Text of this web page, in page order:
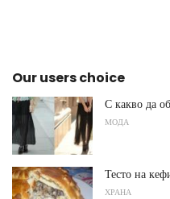
Our users choice
С какво да
МОДА
Тесто на
ХРАНА